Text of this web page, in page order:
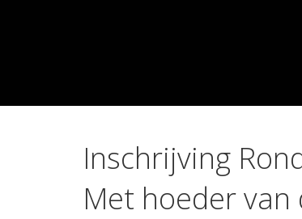
Inschrijving
Met hoeder van